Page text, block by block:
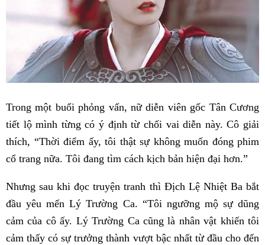
Trong một buổi phỏng vấn, nữ diễn viên gốc Tân Cương
tiết lộ mình từng có ý định từ chối vai diễn này. Cô giải
thích, “Thời điểm ấy, tôi thật sự không muốn đóng phim
cổ trang nữa. Tôi đang tìm cách kịch bản hiện đại hơn.”
Nhưng sau khi đọc truyện tranh thì Địch Lệ Nhiệt Ba bắt
đầu yêu mến Lý Trường Ca. “Tôi ngưỡng mộ sự dũng
cảm của cô ấy. Lý Trường Ca cũng là nhân vật khiến tôi
cảm thấy có sự trưởng thành vượt bậc nhất từ đầu cho đến